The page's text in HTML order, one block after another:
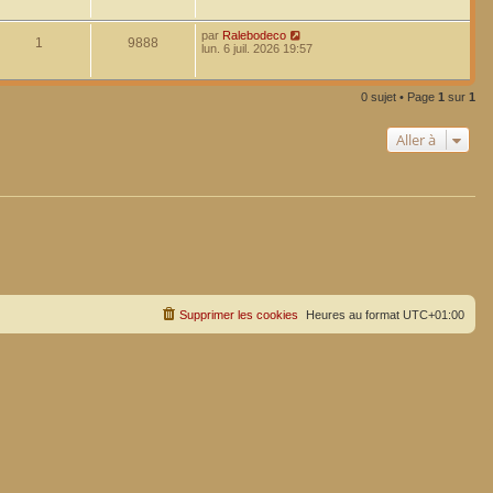
1 9888 par Ralebodeco
lun. 6 juil. 2026 19:57
0 sujet • Page 1 sur 1
Aller à
Heures au format UTC+01:00
Supprimer les cookies